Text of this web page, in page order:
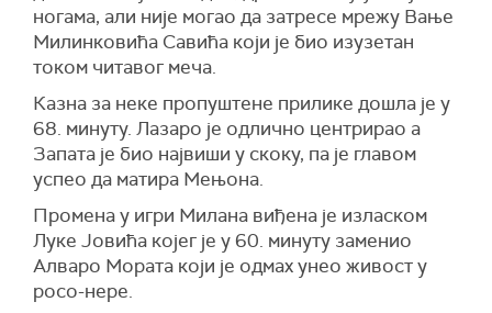
ногама, али није могао да затресе мрежу Вање
Милинковића Савића који је био изузетан
током читавог меча.
Казна за неке пропуштене прилике дошла је у
68. минуту. Лазаро је одлично центрирао а
Запата је био највиши у скоку, па је главом
успео да матира Мењона.
Промена у игри Милана виђена је изласком
Луке Јовића којег је у 60. минуту заменио
Алваро Мората који је одмах унео живост у
росо-нере.